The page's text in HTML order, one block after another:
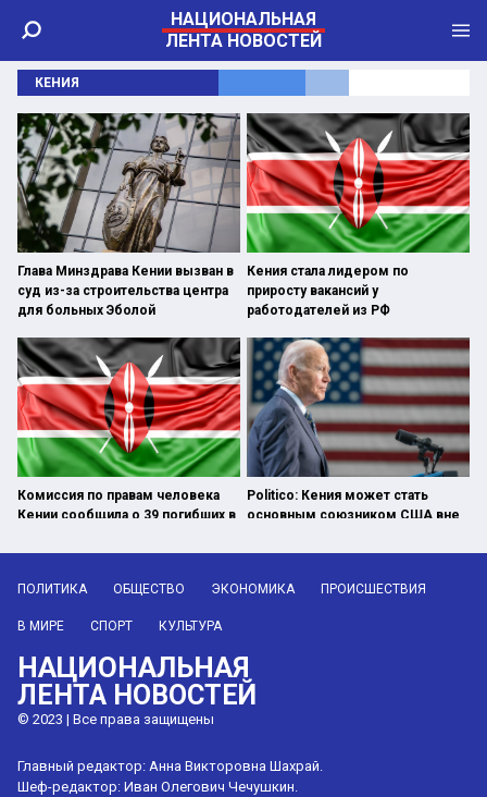
НАЦИОНАЛЬНАЯ
ЛЕНТА НОВОСТЕЙ
КЕНИЯ
Глава Минздрава Кении вызван в
суд из-за строительства центра
для больных Эболой
Кения стала лидером по
приросту вакансий у
работодателей из РФ
Комиссия по правам человека
Кении сообщила о 39 погибших в
Politico: Кения может стать
основным союзником США вне
ПОЛИТИКА ОБЩЕСТВО ЭКОНОМИКА ПРОИСШЕСТВИЯ
В МИРЕ СПОРТ КУЛЬТУРА
НАЦИОНАЛЬНАЯ
ЛЕНТА НОВОСТЕЙ
© 2023 | Все права защищены
Главный редактор: Анна Викторовна Шахрай.
Шеф-редактор: Иван Олегович Чечушкин.